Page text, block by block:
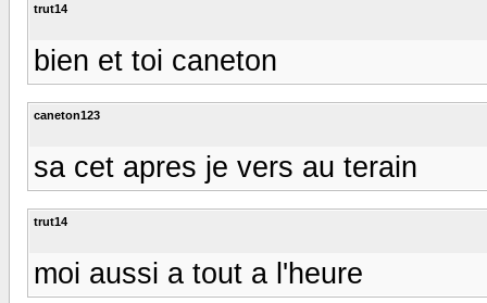
trut14
bien et toi caneton
caneton123
sa cet apres je vers au terain
trut14
moi aussi a tout a l'heure